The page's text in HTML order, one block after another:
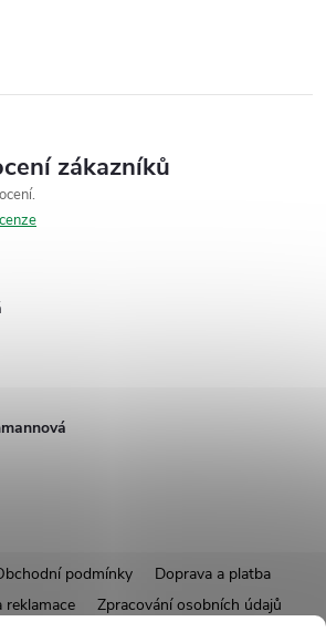
zákazníků
podmínky
Doprava a platba
reklamace
Zpracování osobních údajů